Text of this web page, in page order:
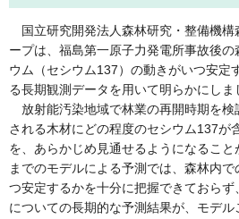
国立研究開発法人森林研究・整備機
ープは、福島第一原子力発電所事故後
ウム（セシウム137）の動きがいつ安定
る長期観測データを用いて明らかにしま
放射能汚染地域で林業の再開時期を
される木材にどの程度のセシウム137が
を、あらかじめ見通せるようになるこ
までのモデルによる予測では、森林内
つ安定するかを十分に把握できておら
についての長期的な予測結果が、モデル